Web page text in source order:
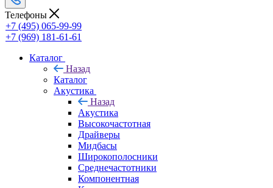
Телефоны
+7 (495) 065-99-99
+7 (969) 181-61-61
Каталог
Назад
Каталог
Акустика
Назад
Акустика
Высокочастотная
Драйверы
Мидбасы
Широкополосники
Среднечастотники
Компонентная